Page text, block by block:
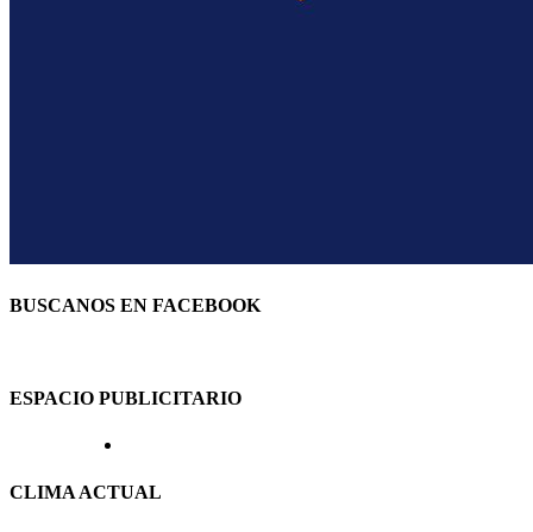
BUSCANOS EN FACEBOOK
ESPACIO PUBLICITARIO
CLIMA ACTUAL